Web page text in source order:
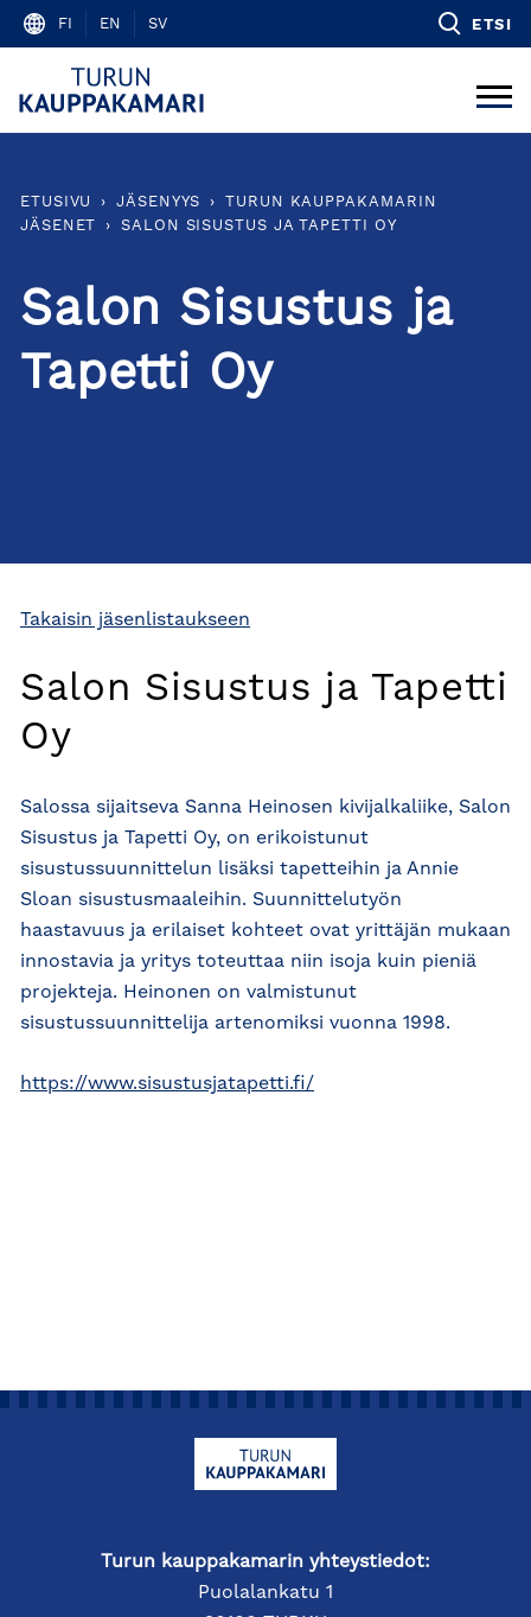
Skip
content
FI EN SV ETSI
ETUSIVU › JÄSENYYS ›
TURUN KAUPPAKAMARIN
JÄSENET
› SALON SISUSTUS JA TAPETTI OY
Salon Sisustus ja
Tapetti Oy
Takaisin jäsenlistaukseen
Salon Sisustus ja Tapetti
Oy
Salossa sijaitseva Sanna Heinosen kivijalkaliike, Salon
Sisustus ja Tapetti Oy, on erikoistunut
sisustussuunnittelun lisäksi tapetteihin ja Annie
Sloan sisustusmaaleihin. Suunnittelutyön
haastavuus ja erilaiset kohteet ovat yrittäjän mukaan
innostavia ja yritys toteuttaa niin isoja kuin pieniä
projekteja. Heinonen on valmistunut
sisustussuunnittelija artenomiksi vuonna 1998.
https://www.sisustusjatapetti.fi/
Turun kauppakamarin yhteystiedot:
Puolalankatu 1